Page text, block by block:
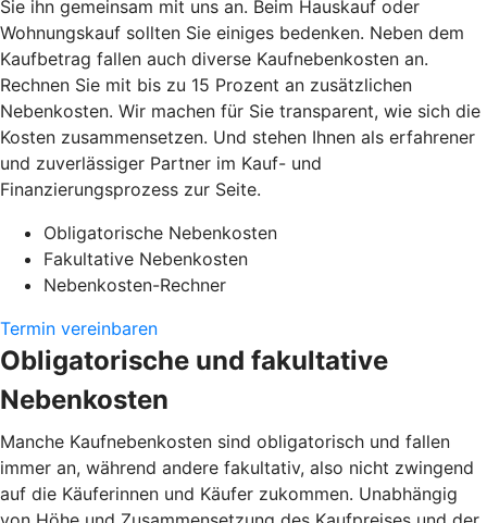
Sie ihn gemeinsam mit uns an. Beim Hauskauf oder
Wohnungskauf sollten Sie einiges bedenken. Neben dem
Kaufbetrag fallen auch diverse Kaufnebenkosten an.
Rechnen Sie mit bis zu 15 Prozent an zusätzlichen
Nebenkosten. Wir machen für Sie transparent, wie sich die
Kosten zusammensetzen. Und stehen Ihnen als erfahrener
und zuverlässiger Partner im Kauf- und
Finanzierungsprozess zur Seite.
Obligatorische Nebenkosten
Fakultative Nebenkosten
Nebenkosten-Rechner
Termin vereinbaren
Obligatorische und fakultative
Nebenkosten
Manche Kaufnebenkosten sind obligatorisch und fallen
immer an, während andere fakultativ, also nicht zwingend
auf die Käuferinnen und Käufer zukommen. Unabhängig